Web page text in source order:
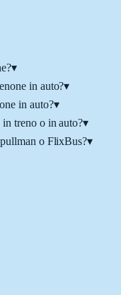
▾
in auto?▾
in auto?▾
in treno o in auto?▾
o FlixBus?▾